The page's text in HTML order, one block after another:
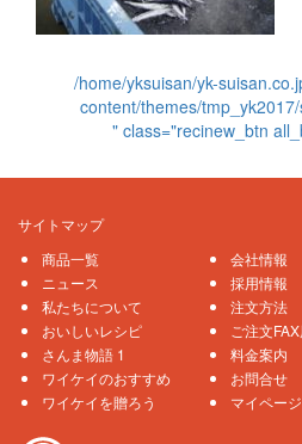
/home/yksuisan/yk-
content/themes/
" class="recinew_btn
サイトマップ
商品一覧
ニュース
私たちについて
おいしいレシピ
さんま物語 1
ワイケイのおすすめ
ワイケイを贈ろう
会社情報
採用情報
注文方法
ご注文
料金案内
お問合せ
マイページ